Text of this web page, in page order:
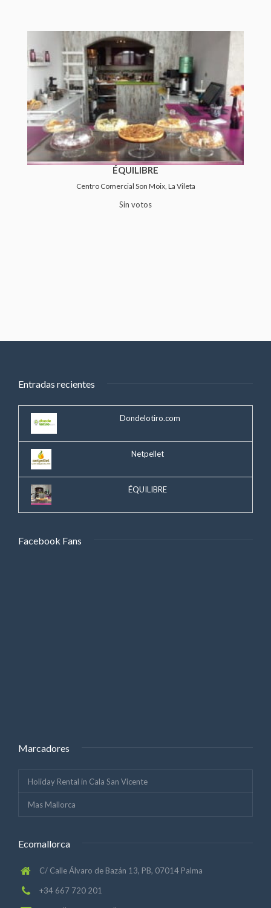
ÉQUILIBRE
Centro Comercial Son Moix, La Vileta
Sin votos
Entradas recientes
Dondelotiro.com
Netpellet
ÉQUILIBRE
Facebook Fans
Marcadores
Holiday Rental in Cala San Vicente
Mas Mallorca
Ecomallorca
C/ Calle Álvaro de Bazán 13, PB, 07014 Palma
+34 667 720 201